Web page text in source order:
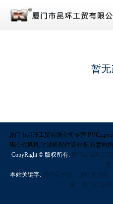
暂
厦门市昆环工贸有限公司专营
离心式风机,过滤机配件等业务,有意向
CopyRight © 版权所有: 厦门市昆环工贸
息
本站关键字: 厦门电木板 厦门尼龙板
板
厦门市昆环